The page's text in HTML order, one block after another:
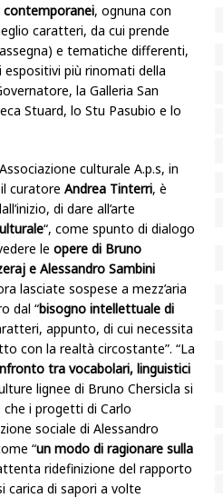
, ognuna con
caratteri, da cui prende
e tematiche differenti,
espositivi più rinomati della
la Galleria San
Stuard, lo Stu Pasubio e lo
culturale A.p.s, in
curatore Andrea Tinterri, è
di dare all’arte
“, come spunto di dialogo
le opere di Bruno
e Alessandro Sambini
lasciate sospese a mezz’aria
dal “bisogno intellettuale di
appunto, di cui necessita
con la realtà circostante”. “La
tra vocabolari, linguistici
lignee di Bruno Chersicla si
che i progetti di Carlo
sociale di Alessandro
“un modo di ragionare sulla
ridefinizione del rapporto
carica di sapori a volte